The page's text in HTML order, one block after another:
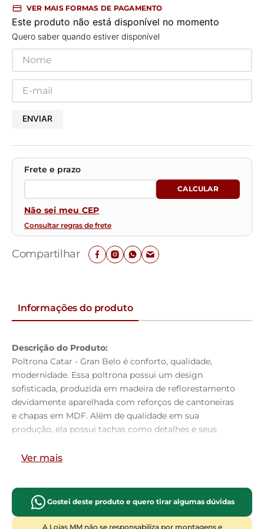
VER MAIS FORMAS DE PAGAMENTO
Este produto não está disponível no momento
Quero saber quando estiver disponível
ENVIAR
Não sei meu CEP
Consultar regras de frete
Compartilhar
Informações do produto
Descrição do Produto:
Poltrona Catar - Gran Belo é conforto, qualidade,
modernidade. Essa poltrona possui um design
sofisticada, produzida em madeira de reflorestamento
devidamente aparelhada com reforços de cantoneiras
e chapas em MDF. Além de qualidade em sua
produção, ela possui tachas como detalhes e seus
Altura:89cm
Profundidade:
Ver mais
Gostei deste produto e quero tirar algumas dúvidas
A Lojas MM não se responsabiliza por montagens e